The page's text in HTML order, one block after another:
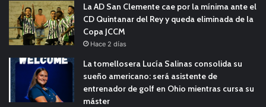
La AD San Clemente cae por la mínima ante el
CD Quintanar del Rey y queda eliminada de la
Copa JCCM
Hace 2 días
La tomellosera Lucía Salinas consolida su
sueño americano: será asistente de
entrenador de golf en Ohio mientras cursa su
máster